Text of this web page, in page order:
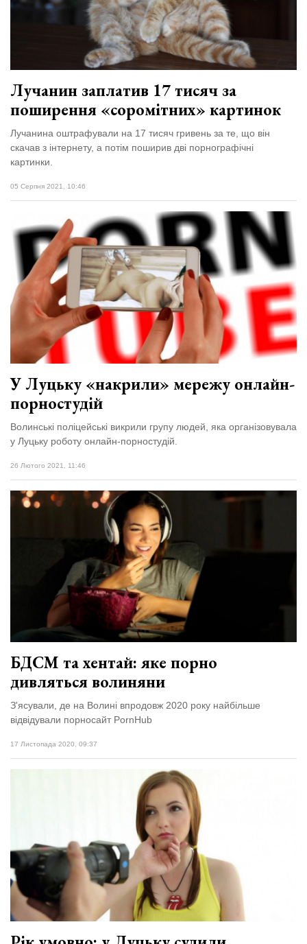
Лучанин заплатив 17 тисяч за
поширення «соромітних» картинок
Лучанина оштрафували на 17 тисяч гривень за те, що він
скачав з інтернету, а потім поширив дві порнографічні
картинки.
05 Серпня 2021, 10:46
У Луцьку «накрили» мережу онлайн-
порностудій
Волинські поліцейські викрили групу людей, яка організовувала
у Луцьку роботу онлайн-порностудій.
26 Лютого 2021, 11:46
БДСМ та хентай: яке порно
дивляться волиняни
З'ясували, де на Волині впродовж 2020 року найбільше
відвідували порносайт PornНub
17 Листопада 2020, 09:37